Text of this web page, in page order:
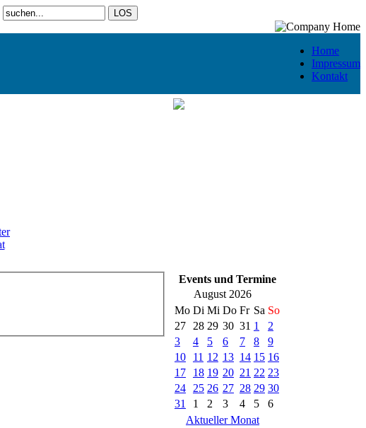
Home
Impressum
Kontakt
Events und Termine
August 2026
Mo Di Mi Do Fr Sa So
27
28 29 30 31 1
2
3
4 5 6 7 8
9
10
11 12 13 14 15 16
17
18 19 20 21 22 23
24
25 26 27 28 29 30
31
1 2 3 4 5
6
Aktueller Monat